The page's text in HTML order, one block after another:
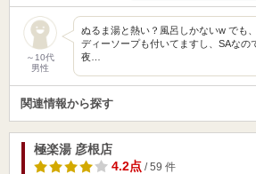
～10代
男性
ぬるま湯と熱い？風呂しかないw でも
ディーソープも付いてますし、SAなの
夜…
関連情報から探す
極楽湯 彦根店
4.2点/ 59 件